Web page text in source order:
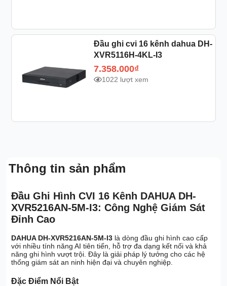
Thông tin sản phẩm
Đầu Ghi Hình CVI 16 Kênh DAHUA DH-
XVR5216AN-5M-I3: Công Nghệ Giám Sát
Đỉnh Cao
DAHUA DH-XVR5216AN-5M-I3 là dòng đầu ghi hình cao cấp
với nhiều tính năng AI tiên tiến, hỗ trợ đa dạng kết nối và khả
năng ghi hình vượt trội. Đây là giải pháp lý tưởng cho các hệ
thống giám sát an ninh hiện đại và chuyên nghiệp.
Đặc Điểm Nổi Bật
Đầu ghi cvi 16 kênh dahua DH-
XVR5116H-4KL-I3
7.358.000₫
1022 lượt xem